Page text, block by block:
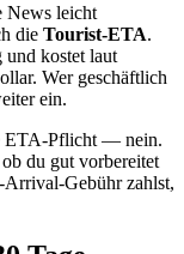
News leicht
die Tourist-ETA.
kostet laut
Wer geschäftlich
ein.
ETA-Pflicht — nein.
du gut vorbereitet
Arrival-Gebühr zahlst,